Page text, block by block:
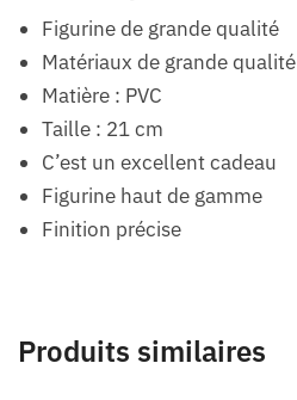
Figurine de grande qualité
Matériaux de grande qualité
Matière : PVC
Taille : 21 cm
C’est un excellent cadeau
Figurine haut de gamme
Finition précise
Produits similaires